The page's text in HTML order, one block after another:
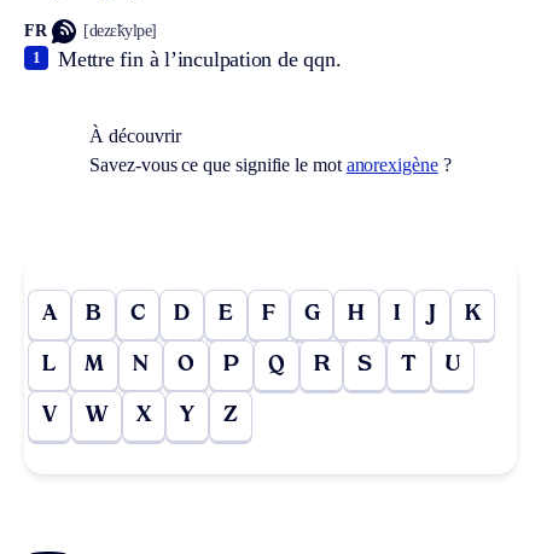
FR [dezɛ̃kylpe]
Mettre fin à l’inculpation de qqn.
1
À découvrir
Savez-vous ce que signifie le mot anorexigène?
A B C D E F G H I J K
L M N O P Q R S T U
V W X Y Z